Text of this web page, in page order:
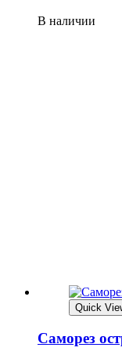
В наличии
Quick
Саморез